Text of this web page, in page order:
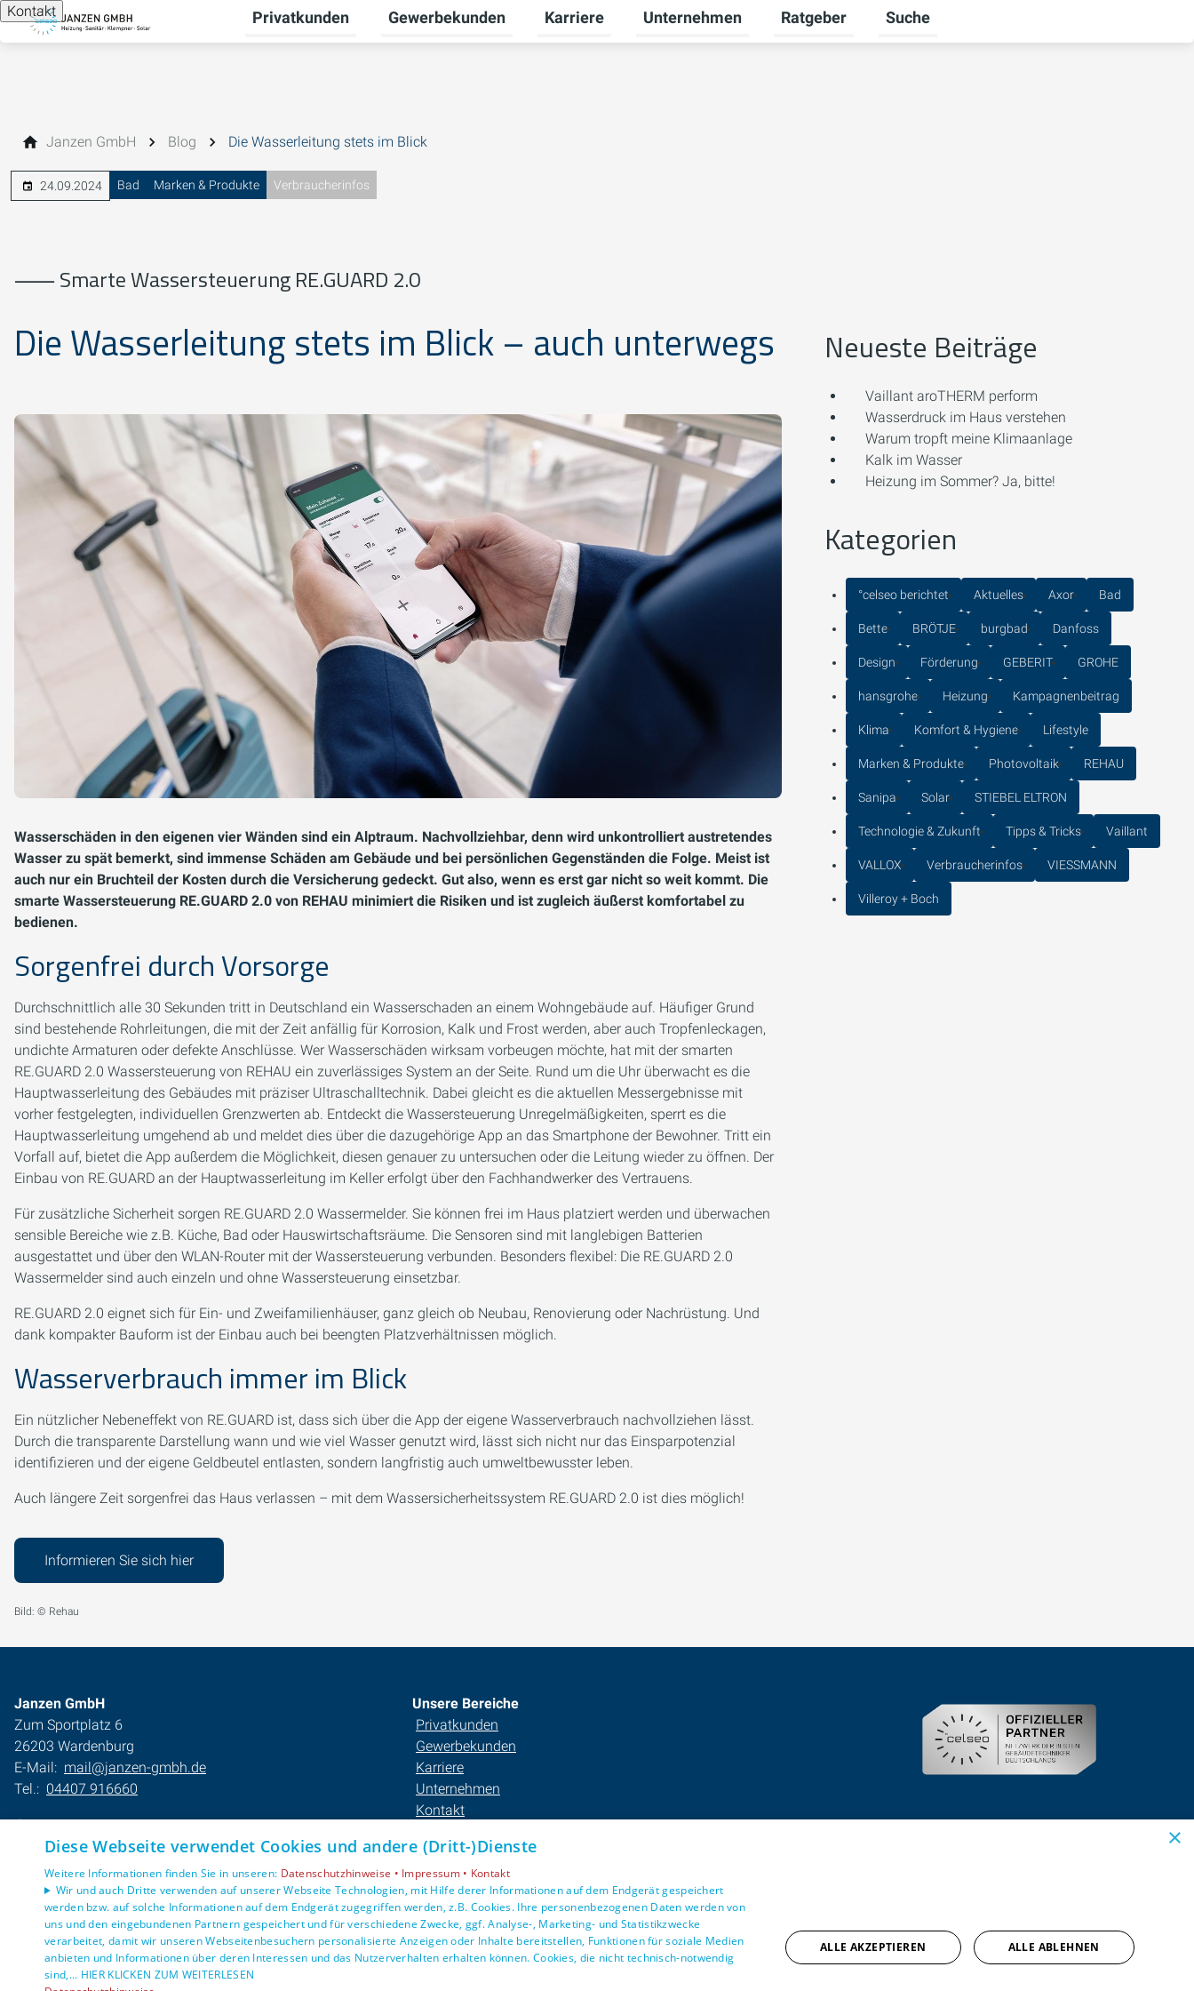
Kontakt Privatkunden
Untermenü für Privatkunden umschalten
Gewerbekunden
Untermenü für Gewerbekunden umschalten
Karriere
Untermenü für Karriere umschalten
Unternehmen
Untermenü für Unternehmen umschalten
Ratgeber
Untermenü für Ratgeber umschalten
Suche
Janzen GmbH Blog Die Wasserleitung stets im Blick
24.09.2024 Bad Marken & Produkte Verbraucherinfos
⸺ Smarte Wassersteuerung RE.GUARD 2.0
Die Wasserleitung stets im Blick – auch unterwegs
Wasserschäden in den eigenen vier Wänden sind ein Alptraum. Nachvollziehbar, denn wird unkontrolliert austretendes
Wasser zu spät bemerkt, sind immense Schäden am Gebäude und bei persönlichen Gegenständen die Folge. Meist ist
auch nur ein Bruchteil der Kosten durch die Versicherung gedeckt. Gut also, wenn es erst gar nicht so weit kommt. Die
smarte Wassersteuerung RE.GUARD 2.0 von REHAU minimiert die Risiken und ist zugleich äußerst komfortabel zu
bedienen.
Sorgenfrei durch Vorsorge
Durchschnittlich alle 30 Sekunden tritt in Deutschland ein Wasserschaden an einem Wohngebäude auf. Häufiger Grund
sind bestehende Rohrleitungen, die mit der Zeit anfällig für Korrosion, Kalk und Frost werden, aber auch Tropfenleckagen,
undichte Armaturen oder defekte Anschlüsse. Wer Wasserschäden wirksam vorbeugen möchte, hat mit der smarten
RE.GUARD 2.0 Wassersteuerung von REHAU ein zuverlässiges System an der Seite. Rund um die Uhr überwacht es die
Hauptwasserleitung des Gebäudes mit präziser Ultraschalltechnik. Dabei gleicht es die aktuellen Messergebnisse mit
vorher festgelegten, individuellen Grenzwerten ab. Entdeckt die Wassersteuerung Unregelmäßigkeiten, sperrt es die
Hauptwasserleitung umgehend ab und meldet dies über die dazugehörige App an das Smartphone der Bewohner. Tritt ein
Vorfall auf, bietet die App außerdem die Möglichkeit, diesen genauer zu untersuchen oder die Leitung wieder zu öffnen. Der
Einbau von RE.GUARD an der Hauptwasserleitung im Keller erfolgt über den Fachhandwerker des Vertrauens.
Für zusätzliche Sicherheit sorgen RE.GUARD 2.0 Wassermelder. Sie können frei im Haus platziert werden und überwachen
sensible Bereiche wie z.B. Küche, Bad oder Hauswirtschaftsräume. Die Sensoren sind mit langlebigen Batterien
ausgestattet und über den WLAN-Router mit der Wassersteuerung verbunden. Besonders flexibel: Die RE.GUARD 2.0
Wassermelder sind auch einzeln und ohne Wassersteuerung einsetzbar.
RE.GUARD 2.0 eignet sich für Ein- und Zweifamilienhäuser, ganz gleich ob Neubau, Renovierung oder Nachrüstung. Und
dank kompakter Bauform ist der Einbau auch bei beengten Platzverhältnissen möglich.
Wasserverbrauch immer im Blick
Ein nützlicher Nebeneffekt von RE.GUARD ist, dass sich über die App der eigene Wasserverbrauch nachvollziehen lässt.
Durch die transparente Darstellung wann und wie viel Wasser genutzt wird, lässt sich nicht nur das Einsparpotenzial
identifizieren und der eigene Geldbeutel entlasten, sondern langfristig auch umweltbewusster leben.
Auch längere Zeit sorgenfrei das Haus verlassen – mit dem Wassersicherheitssystem RE.GUARD 2.0 ist dies möglich!
Informieren Sie sich hier
Bild: © Rehau
Neueste Beiträge
Vaillant aroTHERM perform
Wasserdruck im Haus verstehen
Warum tropft meine Klimaanlage
Kalk im Wasser
Heizung im Sommer? Ja, bitte!
Kategorien
°celseo berichtet Aktuelles Axor Bad
Bette BRÖTJE burgbad Danfoss
Design Förderung GEBERIT GROHE
hansgrohe Heizung Kampagnenbeitrag
Klima Komfort & Hygiene Lifestyle
Marken & Produkte Photovoltaik REHAU
Sanipa Solar STIEBEL ELTRON
Technologie & Zukunft Tipps & Tricks Vaillant
VALLOX Verbraucherinfos VIESSMANN
Villeroy + Boch
Janzen GmbH
Zum Sportplatz 6
26203 Wardenburg
E-Mail: mail@janzen-gmbh.de
Tel.: 04407 916660
Impressum
Barrierefreiheitserklärung
Datenschutzerklärung
AGB
Unsere Bereiche
Privatkunden
Gewerbekunden
Karriere
Unternehmen
Kontakt
×
Diese Webseite verwendet Cookies und andere (Dritt-)Dienste
Weitere Informationen finden Sie in unseren: Datenschutzhinweise • Impressum • Kontakt
Wir und auch Dritte verwenden auf unserer Webseite Technologien, mit Hilfe derer Informationen auf dem Endgerät gespeichert
werden bzw. auf solche Informationen auf dem Endgerät zugegriffen werden, z.B. Cookies. Ihre personenbezogenen Daten werden von
uns und den eingebundenen Partnern gespeichert und für verschiedene Zwecke, ggf. Analyse-, Marketing- und Statistikzwecke
verarbeitet, damit wir unseren Webseitenbesuchern personalisierte Anzeigen oder Inhalte bereitstellen, Funktionen für soziale Medien
anbieten und Informationen über deren Interessen und das Nutzerverhalten erhalten können. Cookies, die nicht technisch-notwendig
sind,... HIER KLICKEN ZUM WEITERLESEN
ALLE AKZEPTIEREN ALLE ABLEHNEN